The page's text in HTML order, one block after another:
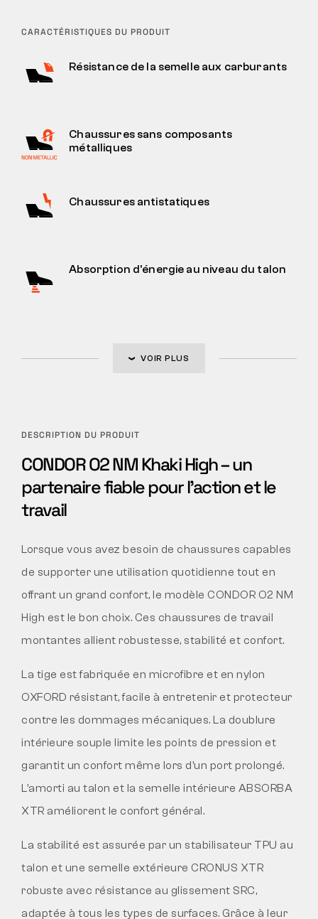
CARACTÉRISTIQUES DU PRODUIT
Résistance de la semelle aux carburants
Chaussures sans composants
métalliques
Chaussures antistatiques
Absorption d'énergie au niveau du talon
VOIR PLUS
DESCRIPTION DU PRODUIT
CONDOR O2 NM Khaki High – un
partenaire fiable pour l’action et le
travail
Lorsque vous avez besoin de chaussures capables
de supporter une utilisation quotidienne tout en
offrant un grand confort, le modèle CONDOR O2 NM
High est le bon choix. Ces chaussures de travail
montantes allient robustesse, stabilité et confort.
La tige est fabriquée en microfibre et en nylon
OXFORD résistant, facile à entretenir et protecteur
contre les dommages mécaniques. La doublure
intérieure souple limite les points de pression et
garantit un confort même lors d’un port prolongé.
L’amorti au talon et la semelle intérieure ABSORBA
XTR améliorent le confort général.
La stabilité est assurée par un stabilisateur TPU au
talon et une semelle extérieure CRONUS XTR
robuste avec résistance au glissement SRC,
adaptée à tous les types de surfaces. Grâce à leur